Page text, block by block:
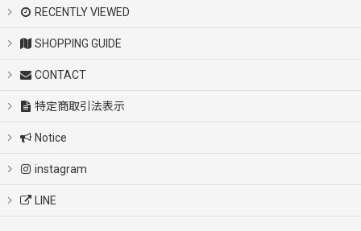
RECENTLY VIEWED
SHOPPING GUIDE
CONTACT
特定商取引法表示
Notice
instagram
LINE